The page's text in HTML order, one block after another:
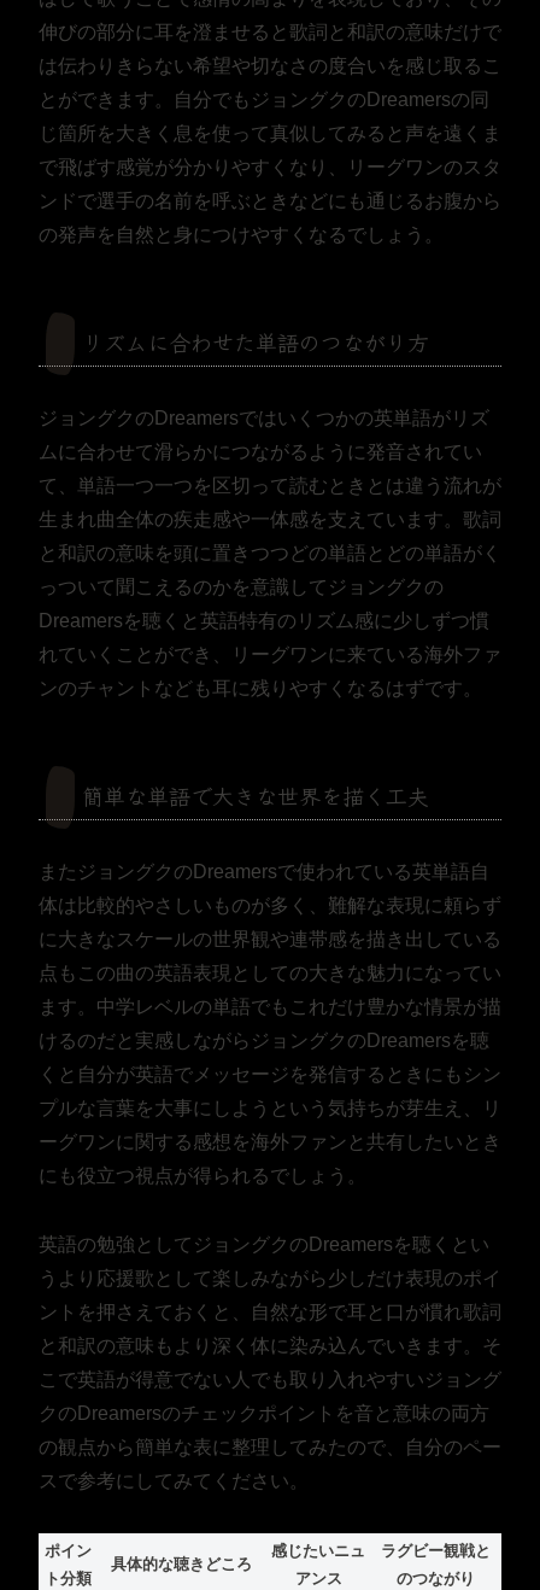
伸びの部分に耳を澄ませると歌詞と和訳の意味だけで
は伝わりきらない希望や切なさの度合いを感じ取るこ
とができます。自分でもジョングクのDreamersの同
じ箇所を大きく息を使って真似してみると声を遠くま
で飛ばす感覚が分かりやすくなり、リーグワンのスタ
ンドで選手の名前を呼ぶときなどにも通じるお腹から
の発声を自然と身につけやすくなるでしょう。
リズムに合わせた単語のつながり方
ジョングクのDreamersではいくつかの英単語がリズ
ムに合わせて滑らかにつながるように発音されてい
て、単語一つ一つを区切って読むときとは違う流れが
生まれ曲全体の疾走感や一体感を支えています。歌詞
と和訳の意味を頭に置きつつどの単語とどの単語がく
っついて聞こえるのかを意識してジョングクの
Dreamersを聴くと英語特有のリズム感に少しずつ慣
れていくことができ、リーグワンに来ている海外ファ
ンのチャントなども耳に残りやすくなるはずです。
簡単な単語で大きな世界を描く工夫
またジョングクのDreamersで使われている英単語自
体は比較的やさしいものが多く、難解な表現に頼らず
に大きなスケールの世界観や連帯感を描き出している
点もこの曲の英語表現としての大きな魅力になってい
ます。中学レベルの単語でもこれだけ豊かな情景が描
けるのだと実感しながらジョングクのDreamersを聴
くと自分が英語でメッセージを発信するときにもシン
プルな言葉を大事にしようという気持ちが芽生え、リ
ーグワンに関する感想を海外ファンと共有したいとき
にも役立つ視点が得られるでしょう。
英語の勉強としてジョングクのDreamersを聴くとい
うより応援歌として楽しみながら少しだけ表現のポイ
ントを押さえておくと、自然な形で耳と口が慣れ歌詞
と和訳の意味もより深く体に染み込んでいきます。そ
こで英語が得意でない人でも取り入れやすいジョング
クのDreamersのチェックポイントを音と意味の両方
の観点から簡単な表に整理してみたので、自分のペー
スで参考にしてみてください。
ポイン
ト分類
具体的な聴きどころ
感じたいニュ
アンス
ラグビー観戦と
のつながり